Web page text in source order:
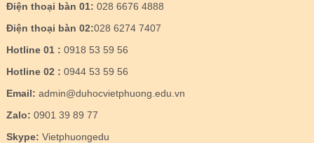
Điện thoại bàn 01: 028 6676 4888
Điện thoại bàn 02:028 6274 7407
Hotline 01 : 0918 53 59 56
Hotline 02 : 0944 53 59 56
Email: admin@duhocvietphuong.edu.vn
Zalo: 0901 39 89 77
Skype: Vietphuongedu